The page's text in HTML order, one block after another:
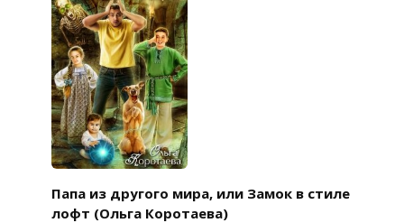
Папа из другого мира, или Замок в стиле
лофт (Ольга Коротаева)